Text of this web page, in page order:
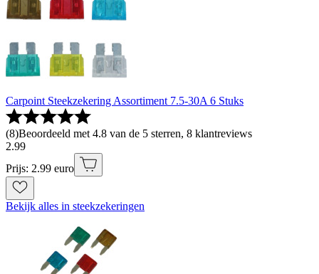
Carpoint Steekzekering Assortiment 7.5-30A 6 Stuks
(8)Beoordeeld met 4.8 van de 5 sterren, 8 klantreviews
2.99
Prijs: 2.99 euro
Bekijk alles in steekzekeringen